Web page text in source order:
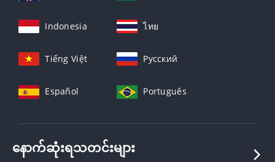
Indonesia ไทย
Tiếng Việt Русский
Español Português
နောက်ဆုံးရသတင်းများ